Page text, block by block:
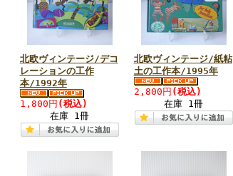
北欧ヴィンテージ/デコ
レーションの工作
本/1992年
1,800円 (税込)
在庫 1冊
北欧ヴィンテージ/紙粘
土の工作本/1995年
2,800円 (税込)
在庫 1冊